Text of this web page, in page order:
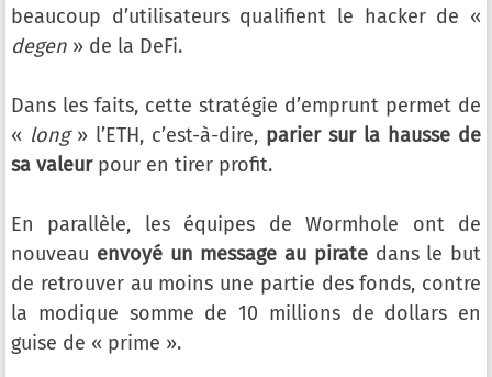
beaucoup d’utilisateurs qualifient le hacker de «
degen » de la DeFi.
Dans les faits, cette stratégie d’emprunt permet de
« long» l’ETH, c’est-à-dire, parier sur la hausse de
sa valeurpour en tirer profit.
En parallèle, les équipes de Wormhole ont de
nouveau envoyé un message au piratedans le but
de retrouver au moins une partie des fonds, contre
la modique somme de 10 millions de dollars en
guise de « prime ».